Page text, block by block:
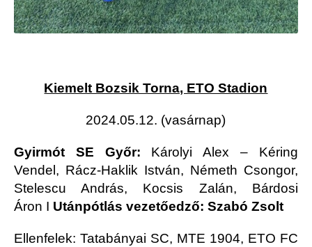
Kiemelt Bozsik Torna, ETO Stadion
2024.05.12. (vasárnap)
Gyirmót SE Győr: Károlyi Alex – Kéring
Vendel, Rácz-Haklik István, Németh Csongor,
Stelescu András, Kocsis Zalán, Bárdosi
Áron I Utánpótlás vezetőedző: Szabó Zsolt
Ellenfelek: Tatabányai SC, MTE 1904, ETO FC